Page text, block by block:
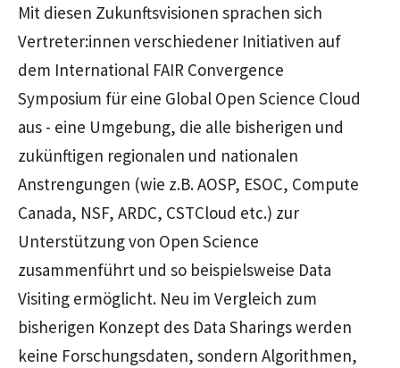
Mit diesen Zukunftsvisionen sprachen sich
Vertreter:innen verschiedener Initiativen auf
dem International FAIR Convergence
Symposium für eine Global Open Science Cloud
aus - eine Umgebung, die alle bisherigen und
zukünftigen regionalen und nationalen
Anstrengungen (wie z.B. AOSP, ESOC, Compute
Canada, NSF, ARDC, CSTCloud etc.) zur
Unterstützung von Open Science
zusammenführt und so beispielsweise Data
Visiting ermöglicht. Neu im Vergleich zum
bisherigen Konzept des Data Sharings werden
keine Forschungsdaten, sondern Algorithmen,